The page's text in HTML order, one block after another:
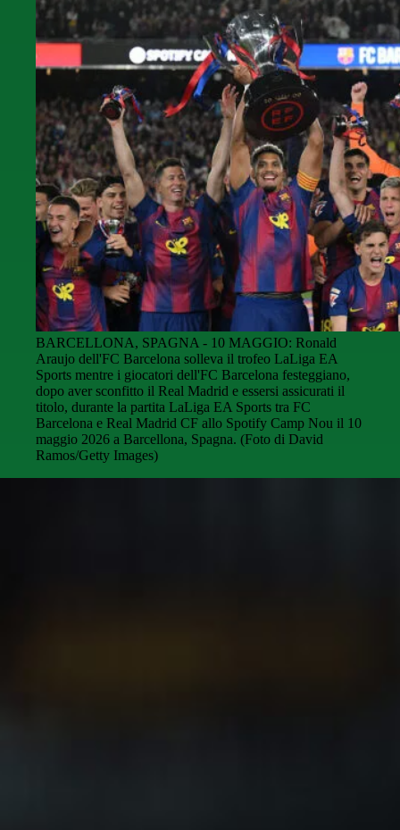
BARCELLONA, SPAGNA - 10 MAGGIO: Ronald
Araujo dell'FC Barcelona solleva il trofeo LaLiga EA
Sports mentre i giocatori dell'FC Barcelona festeggiano,
dopo aver sconfitto il Real Madrid e essersi assicurati il ​​
titolo, durante la partita LaLiga EA Sports tra FC
Barcelona e Real Madrid CF allo Spotify Camp Nou il 10
maggio 2026 a Barcellona, ​​Spagna. (Foto di David
Ramos/Getty Images)